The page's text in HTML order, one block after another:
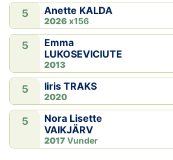
5 Anette KALDA
2026 x156
5
Emma
LUKOSEVICIUTE
2013
5 Iiris TRAKS
2020
5
Nora Lisette
VAIKJÄRV
2017 Vunder